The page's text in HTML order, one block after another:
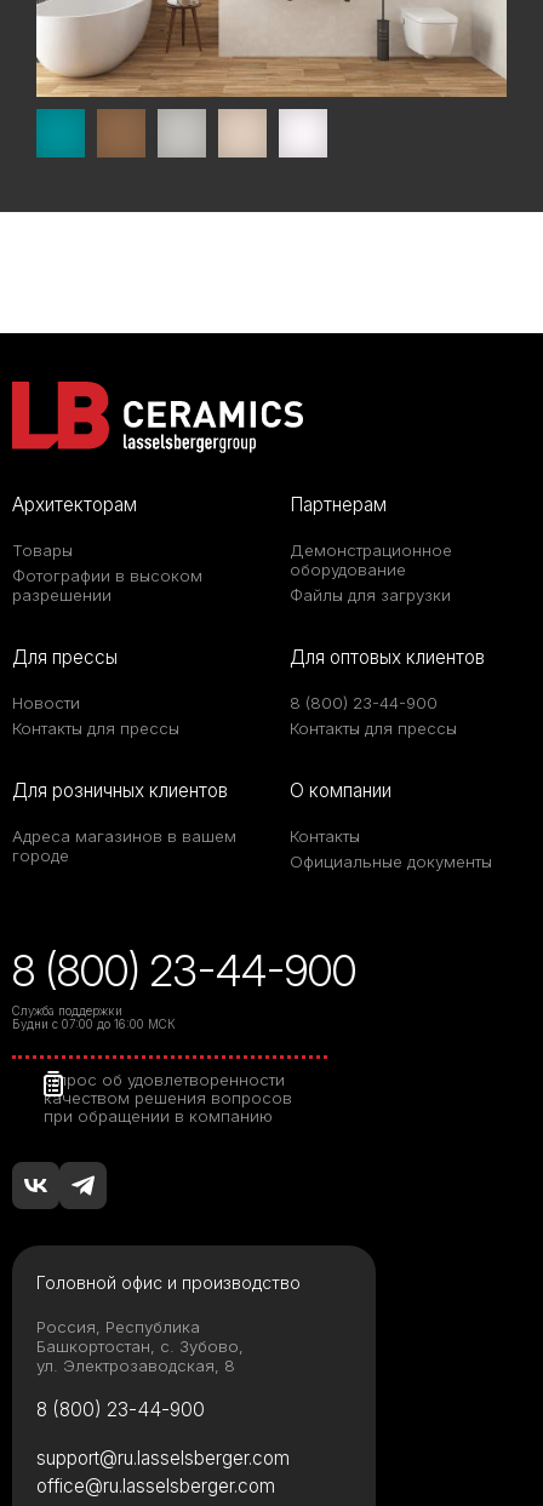
Архитекторам
Товары
Фотографии в высоком
разрешении
Партнерам
Демонстрационное
оборудование
Файлы для загрузки
Для прессы
Новости
Контакты для прессы
Для оптовых клиентов
8 (800) 23-44-900
Контакты для прессы
Для розничных клиентов
Адреса магазинов в вашем
городе
О компании
Контакты
Официальные документы
8 (800) 23-44-900
Служба поддержки
Будни с 07:00 до 16:00 МСК
Опрос об удовлетворенности
качеством решения вопросов
при обращении в компанию
Головной офис и производство
Россия, Республика
Башкортостан, с. Зубово,
ул. Электрозаводская, 8
8 (800) 23-44-900
support@ru.lasselsberger.com
office@ru.lasselsberger.com